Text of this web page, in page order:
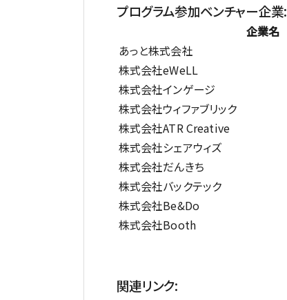
プログラム参加ベンチャー企業:
企業名
あっと株式会社
株式会社eWeLL
株式会社インゲージ
株式会社ウィファブリック
株式会社ATR Creative
株式会社シェアウィズ
株式会社だんきち
株式会社バックテック
株式会社Be&Do
株式会社Booth
関連リンク: